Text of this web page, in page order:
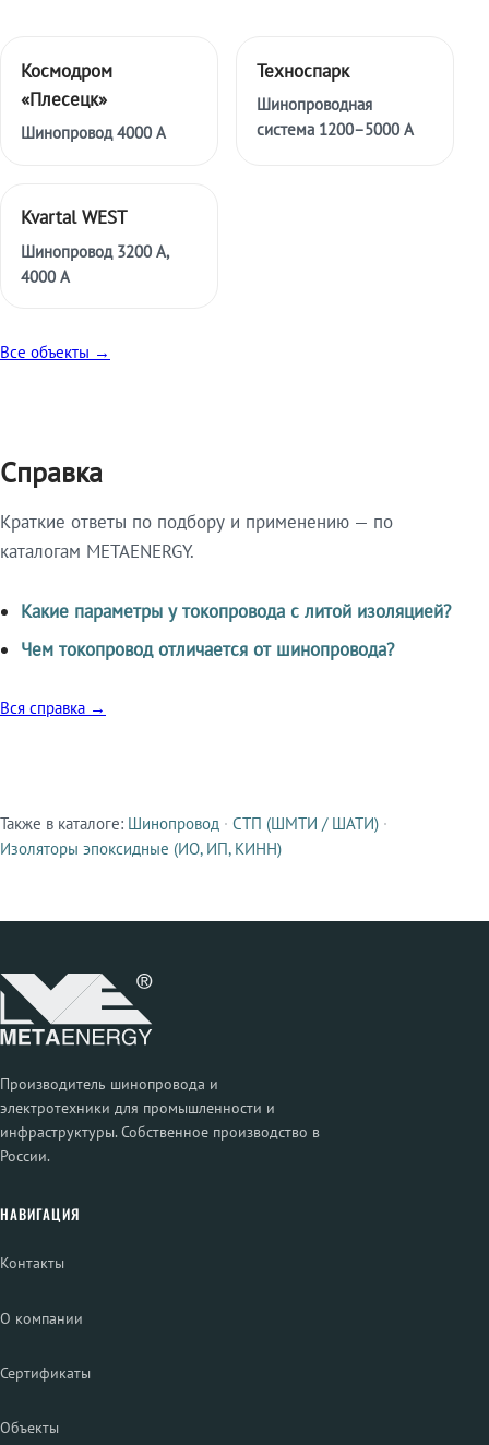
Космодром
«Плесецк»
Шинопровод 4000 А
Техноспарк
Шинопроводная
система 1200–5000 А
Kvartal WEST
Шинопровод 3200 А,
4000 А
Все объекты →
Справка
Краткие ответы по подбору и применению — по
каталогам METAENERGY.
Какие параметры у токопровода с литой изоляцией?
Чем токопровод отличается от шинопровода?
Вся справка →
Смежные продукты
Также в каталоге: Шинопровод · СТП (ШМТИ / ШАТИ) ·
Изоляторы эпоксидные (ИО, ИП, КИНН)
Производитель шинопровода и
электротехники для промышленности и
инфраструктуры. Собственное производство в
России.
НАВИГАЦИЯ
Контакты
О компании
Сертификаты
Объекты